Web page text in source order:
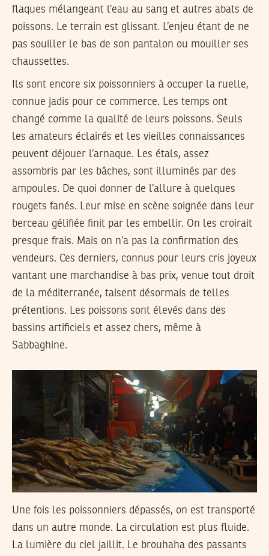
flaques mélangeant l’eau au sang et autres abats de
poissons. Le terrain est glissant. L’enjeu étant de ne
pas souiller le bas de son pantalon ou mouiller ses
chaussettes.
Ils sont encore six poissonniers à occuper la ruelle,
connue jadis pour ce commerce. Les temps ont
changé comme la qualité de leurs poissons. Seuls
les amateurs éclairés et les vieilles connaissances
peuvent déjouer l’arnaque. Les étals, assez
assombris par les bâches, sont illuminés par des
ampoules. De quoi donner de l’allure à quelques
rougets fanés. Leur mise en scène soignée dans leur
berceau gélifiée finit par les embellir. On les croirait
presque frais. Mais on n’a pas la confirmation des
vendeurs. Ces derniers, connus pour leurs cris joyeux
vantant une marchandise à bas prix, venue tout droit
de la méditerranée, taisent désormais de telles
prétentions. Les poissons sont élevés dans des
bassins artificiels et assez chers, même à
Sabbaghine.
Une fois les poissonniers dépassés, on est transporté
dans un autre monde. La circulation est plus fluide.
La lumière du ciel jaillit. Le brouhaha des passants